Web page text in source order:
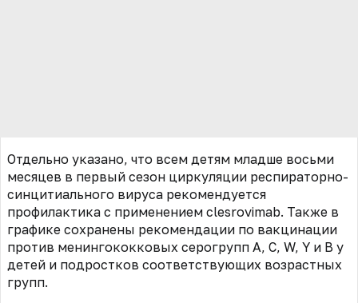
Отдельно указано, что всем детям младше восьми
месяцев в первый сезон циркуляции респираторно-
синцитиального вируса рекомендуется
профилактика с применением clesrovimab. Также в
графике сохранены рекомендации по вакцинации
против менингококковых серогрупп A, C, W, Y и B у
детей и подростков соответствующих возрастных
групп.